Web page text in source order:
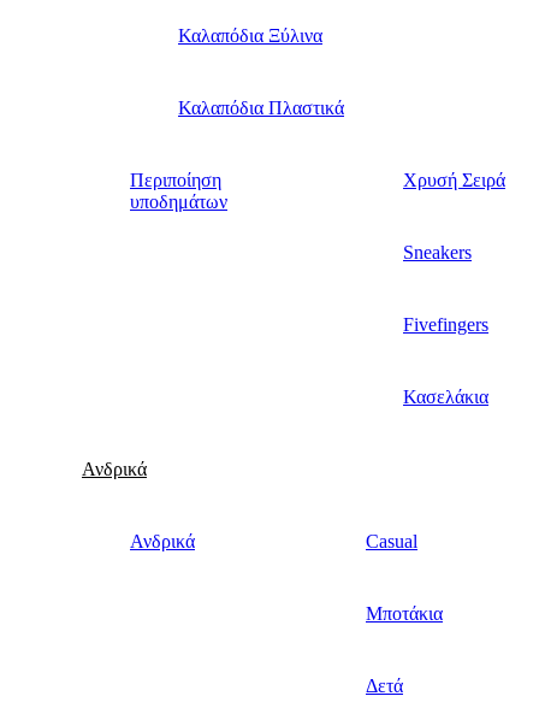
Καλαπόδια Ξύλινα
Καλαπόδια Πλαστικά
Περιποίηση
υποδημάτων
Χρυσή Σειρά
Sneakers
Fivefingers
Κασελάκια
Ανδρικά
Ανδρικά Casual
Μποτάκια
Δετά